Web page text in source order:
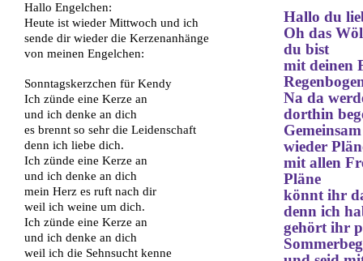
Hallo Engelchen:
Heute ist wieder Mittwoch und ich
sende dir wieder die Kerzenanhänge
von meinen Engelchen:
Sonntagskerzchen für Kendy
Ich zünde eine Kerze an
und ich denke an dich
es brennt so sehr die Leidenschaft
denn ich liebe dich.
Ich zünde eine Kerze an
und ich denke an dich
mein Herz es ruft nach dir
weil ich weine um dich.
Ich zünde eine Kerze an
und ich denke an dich
weil ich die Sehnsucht kenne
Hallo du
Oh das
du bist
mit deinen
Na da
dorthin
wieder
mit allen
Pläne
könnt ihr
denn ich
gehört ihr
Sommerbeg